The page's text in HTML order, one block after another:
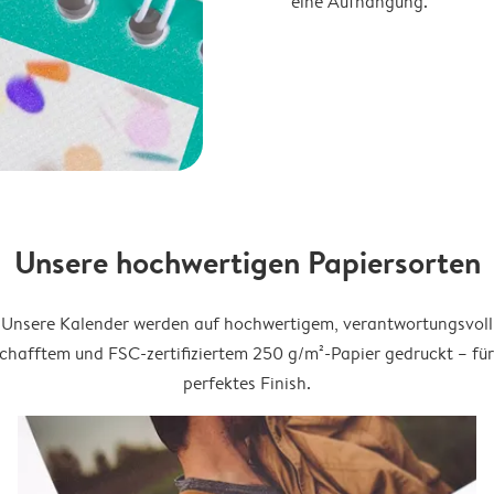
Unsere hochwertigen Papiersorten
Unsere Kalender werden auf hochwertigem, verantwortungsvoll
und FSC-zertifiziertem 250 g/m²-Papier gedruckt –
perfektes Finish.